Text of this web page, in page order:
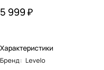
5 999 ₽
Характеристики
Бренд: Levelo